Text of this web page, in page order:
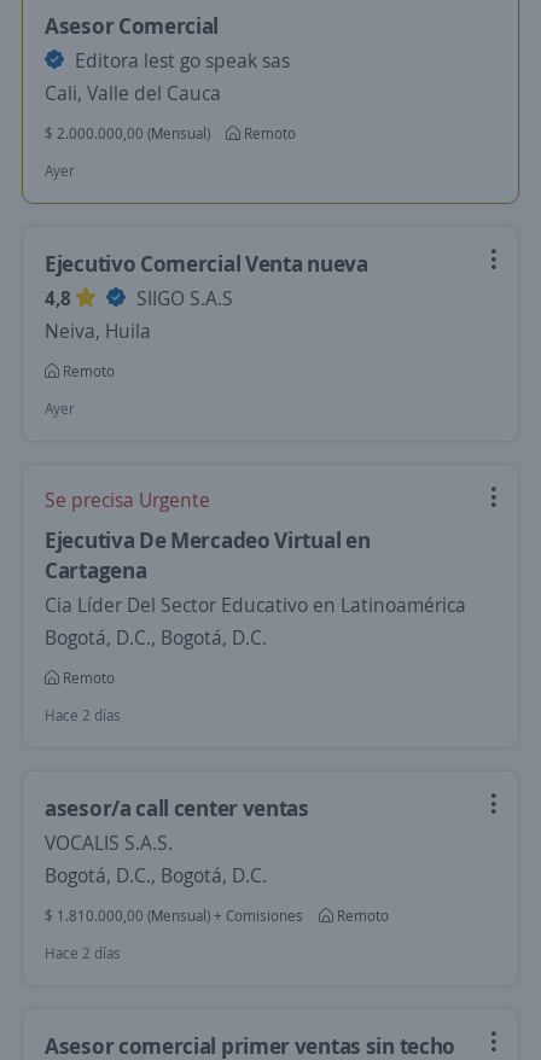
Asesor Comercial
Editora lest go speak sas
Cali, Valle del Cauca
$ 2.000.000,00 (Mensual)
Remoto
Ayer
Ejecutivo Comercial Venta nueva
4,8
SIIGO S.A.S
Neiva, Huila
Remoto
Ayer
Se precisa Urgente
Ejecutiva De Mercadeo Virtual en
Cartagena
Cia Líder Del Sector Educativo en Latinoamérica
Bogotá, D.C., Bogotá, D.C.
Remoto
Hace 2 días
asesor/a call center ventas
VOCALIS S.A.S.
Bogotá, D.C., Bogotá, D.C.
$ 1.810.000,00 (Mensual) + Comisiones
Remoto
Hace 2 días
Asesor comercial primer ventas sin techo